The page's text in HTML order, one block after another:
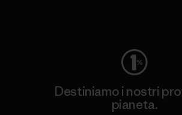
Destiniamo i nostri
pianeta.